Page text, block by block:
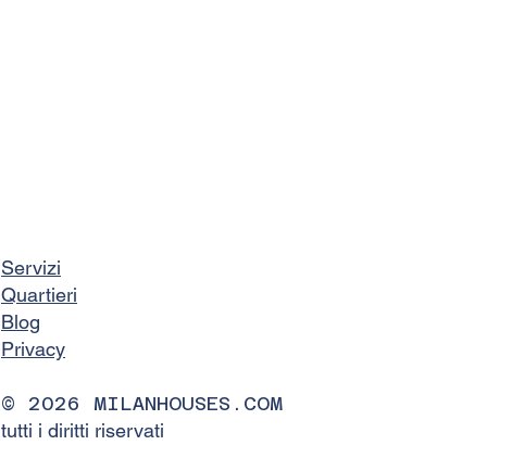
Servizi
Quartieri
Blog
Privacy
© 2026 MILANHOUSES.COM
tutti i diritti riservati